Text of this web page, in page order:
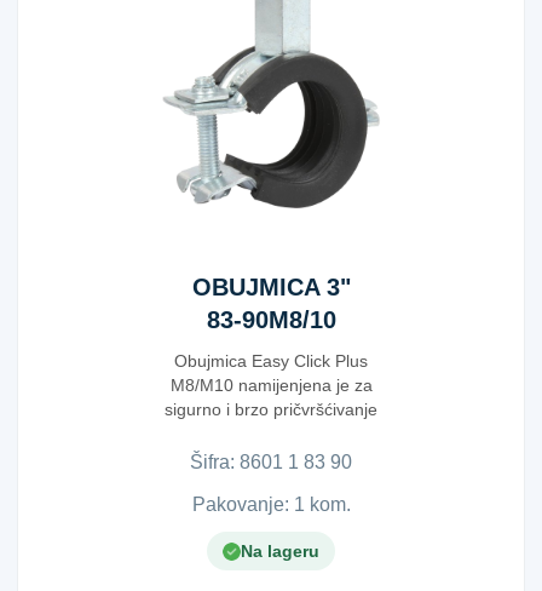
OBUJMICA 3"
83-90M8/10
Obujmica Easy Click Plus
M8/M10 namijenjena je za
sigurno i brzo pričvršćivanje
Šifra: 8​6​0​1​ ​1​ ​8​3​ ​9​0​
Pakovanje: 1 kom.
Na lageru